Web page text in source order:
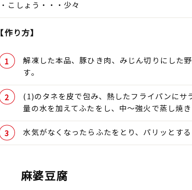
こしょう・・・少々
【作り方】
解凍した本品、豚ひき肉、みじん切りにした
す。
(1)のタネを皮で包み、熱したフライパンにサ
量の水を加えてふたをし、中～強火で蒸し焼き
水気がなくなったらふたをとり、パリッとする
麻婆豆腐